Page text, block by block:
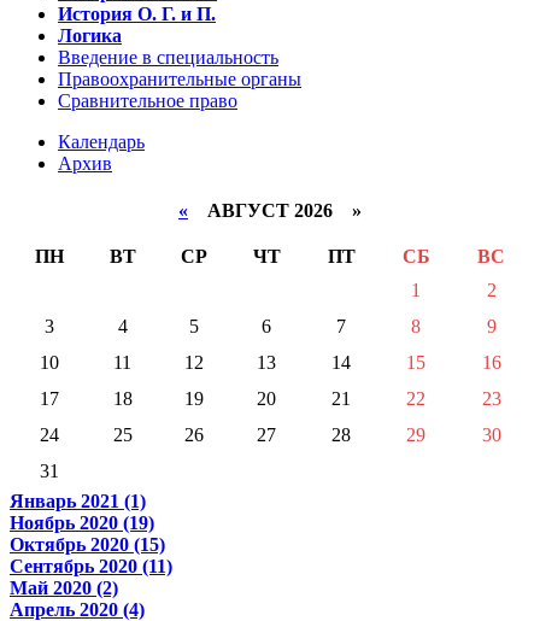
История О. Г. и П.
Логика
Введение в специальность
Правоохранительные органы
Сравнительное право
Календарь
Архив
« АВГУСТ 2026 »
ПН ВТ СР ЧТ ПТ СБ
ВС
1
2
3
4 5 6 7 8
9
10
11 12 13 14 15
16
17
18 19 20 21 22
23
24
25 26 27 28 29
30
31
Январь 2021 (1)
Ноябрь 2020 (19)
Октябрь 2020 (15)
Сентябрь 2020 (11)
Май 2020 (2)
Апрель 2020 (4)